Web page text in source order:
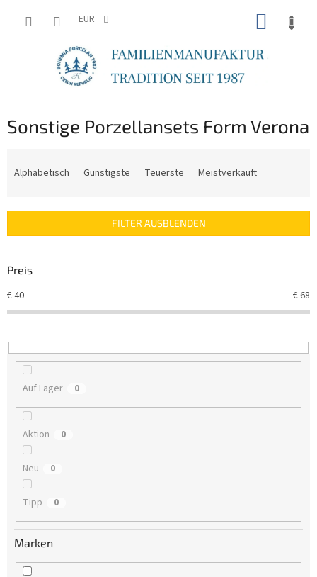
EUR
Sonstige Porzellansets Form Verona
k
s
r
t
e
r
Alphabetisch Günstigste Teuerste Meistverkauft
FILTER AUSBLENDEN
Preis
€40 €68
Auf Lager 0
Aktion 0
Neu 0
Tipp 0
Marken